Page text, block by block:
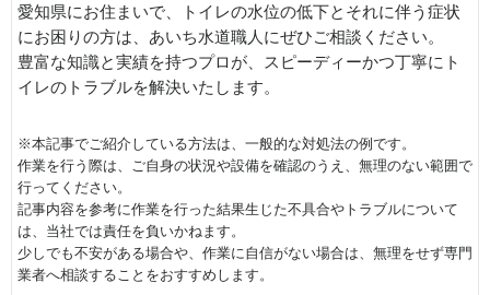
愛知県にお住まいで、トイレの水位の低下とそれに伴う症状
にお困りの方は、あいち水道職人にぜひご相談ください。
豊富な知識と実績を持つプロが、スピーディーかつ丁寧にト
イレのトラブルを解決いたします。
※本記事でご紹介している方法は、一般的な対処法の例です。
作業を行う際は、ご自身の状況や設備を確認のうえ、無理のない範囲で
行ってください。
記事内容を参考に作業を行った結果生じた不具合やトラブルについて
は、当社では責任を負いかねます。
少しでも不安がある場合や、作業に自信がない場合は、無理をせず専門
業者へ相談することをおすすめします。